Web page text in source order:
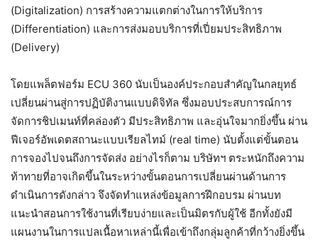
(Digitalization) การสร้างความแตกต่างในการให้บริการ
(Differentiation) และการส่งมอบบริการที่เปี่ยมประสิทธิภาพ
(Delivery)
โดยแพล็ตฟอร์ม ECU 360 นับเป็นองค์ประกอบสำคัญในกลยุทธ์
เปลี่ยนผ่านสู่การปฏิบัติงานแบบดิจิทัล ซึ่งมอบประสบการณ์การ
จัดการชิปเมนท์ที่คล่องตัว มีประสิทธิภาพ และอุ่นใจมากยิ่งขึ้น ผ่าน
ฟีเจอร์อัพเดตสถานะแบบเรียลไทม์ (real time) นับตั้งแต่ขั้นตอน
การจองไปจนถึงการจัดส่ง อย่างไรก็ตาม บริษัทฯ ตระหนักถึงความ
ท้าทายที่อาจเกิดขึ้นในระหว่างขั้นตอนการเปลี่ยนผ่านด้านการ
ดำเนินการดังกล่าว จึงจัดทำแหล่งข้อมูลการฝึกอบรม ผ่านบท
แนะนำสอนการใช้งานที่เรียบง่ายและเป็นมิตรกับผู้ใช้ อีกทั้งยังมี
แผนงานในการแปลเนื้อหาเหล่านี้เพื่อเข้าถึงกลุ่มลูกค้าที่กว้างยิ่งขึ้น